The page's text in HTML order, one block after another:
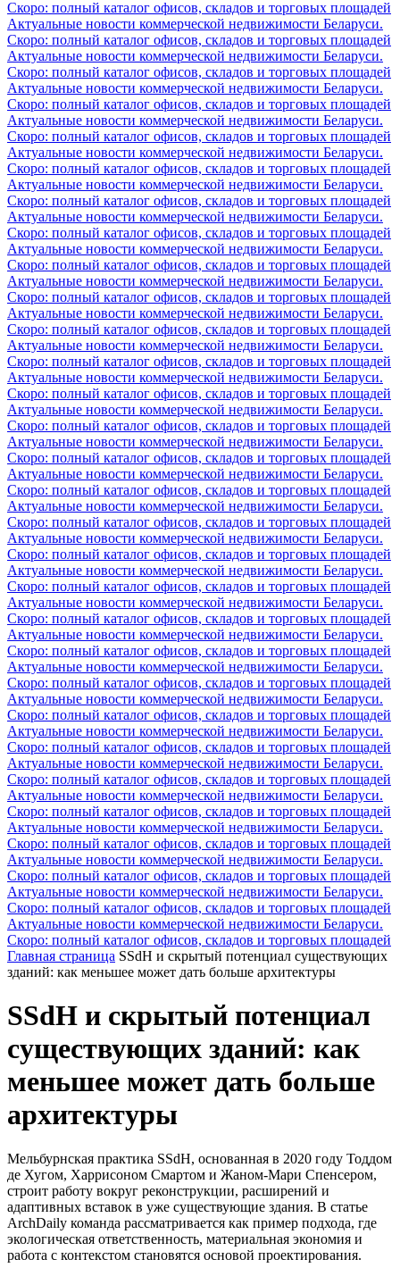
Скоро: полный каталог офисов, складов и торговых площадей
Актуальные новости коммерческой недвижимости Беларуси.
Скоро: полный каталог офисов, складов и торговых площадей
Актуальные новости коммерческой недвижимости Беларуси.
Скоро: полный каталог офисов, складов и торговых площадей
Актуальные новости коммерческой недвижимости Беларуси.
Скоро: полный каталог офисов, складов и торговых площадей
Актуальные новости коммерческой недвижимости Беларуси.
Скоро: полный каталог офисов, складов и торговых площадей
Актуальные новости коммерческой недвижимости Беларуси.
Скоро: полный каталог офисов, складов и торговых площадей
Актуальные новости коммерческой недвижимости Беларуси.
Скоро: полный каталог офисов, складов и торговых площадей
Актуальные новости коммерческой недвижимости Беларуси.
Скоро: полный каталог офисов, складов и торговых площадей
Актуальные новости коммерческой недвижимости Беларуси.
Скоро: полный каталог офисов, складов и торговых площадей
Актуальные новости коммерческой недвижимости Беларуси.
Скоро: полный каталог офисов, складов и торговых площадей
Актуальные новости коммерческой недвижимости Беларуси.
Скоро: полный каталог офисов, складов и торговых площадей
Актуальные новости коммерческой недвижимости Беларуси.
Скоро: полный каталог офисов, складов и торговых площадей
Актуальные новости коммерческой недвижимости Беларуси.
Скоро: полный каталог офисов, складов и торговых площадей
Актуальные новости коммерческой недвижимости Беларуси.
Скоро: полный каталог офисов, складов и торговых площадей
Актуальные новости коммерческой недвижимости Беларуси.
Скоро: полный каталог офисов, складов и торговых площадей
Актуальные новости коммерческой недвижимости Беларуси.
Скоро: полный каталог офисов, складов и торговых площадей
Актуальные новости коммерческой недвижимости Беларуси.
Скоро: полный каталог офисов, складов и торговых площадей
Актуальные новости коммерческой недвижимости Беларуси.
Скоро: полный каталог офисов, складов и торговых площадей
Актуальные новости коммерческой недвижимости Беларуси.
Скоро: полный каталог офисов, складов и торговых площадей
Актуальные новости коммерческой недвижимости Беларуси.
Скоро: полный каталог офисов, складов и торговых площадей
Актуальные новости коммерческой недвижимости Беларуси.
Скоро: полный каталог офисов, складов и торговых площадей
Актуальные новости коммерческой недвижимости Беларуси.
Скоро: полный каталог офисов, складов и торговых площадей
Актуальные новости коммерческой недвижимости Беларуси.
Скоро: полный каталог офисов, складов и торговых площадей
Актуальные новости коммерческой недвижимости Беларуси.
Скоро: полный каталог офисов, складов и торговых площадей
Актуальные новости коммерческой недвижимости Беларуси.
Скоро: полный каталог офисов, складов и торговых площадей
Актуальные новости коммерческой недвижимости Беларуси.
Скоро: полный каталог офисов, складов и торговых площадей
Актуальные новости коммерческой недвижимости Беларуси.
Скоро: полный каталог офисов, складов и торговых площадей
Актуальные новости коммерческой недвижимости Беларуси.
Скоро: полный каталог офисов, складов и торговых площадей
Актуальные новости коммерческой недвижимости Беларуси.
Скоро: полный каталог офисов, складов и торговых площадей
Актуальные новости коммерческой недвижимости Беларуси.
Скоро: полный каталог офисов, складов и торговых площадей
Главная страница SSdH и скрытый потенциал существующих
зданий: как меньшее может дать больше архитектуры
SSdH и скрытый потенциал
существующих зданий: как
меньшее может дать больше
архитектуры
Мельбурнская практика SSdH, основанная в 2020 году Тоддом
де Хугом, Харрисоном Смартом и Жаном-Мари Спенсером,
строит работу вокруг реконструкции, расширений и
адаптивных вставок в уже существующие здания. В статье
ArchDaily команда рассматривается как пример подхода, где
экологическая ответственность, материальная экономия и
работа с контекстом становятся основой проектирования.